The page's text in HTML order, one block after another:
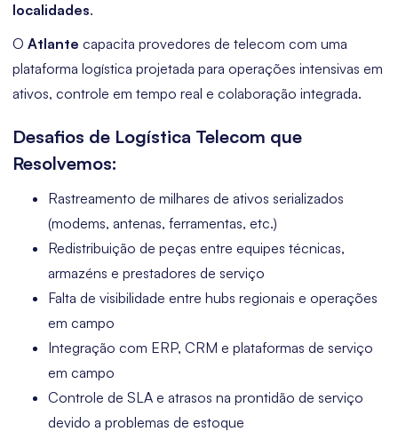
localidades.
O Atlante capacita provedores de telecom com uma
plataforma logística projetada para operações intensivas em
ativos, controle em tempo real e colaboração integrada.
Desafios de Logística Telecom que
Resolvemos:
Rastreamento de milhares de ativos serializados
(modems, antenas, ferramentas, etc.)
Redistribuição de peças entre equipes técnicas,
armazéns e prestadores de serviço
Falta de visibilidade entre hubs regionais e operações
em campo
Integração com ERP, CRM e plataformas de serviço
em campo
Controle de SLA e atrasos na prontidão de serviço
devido a problemas de estoque